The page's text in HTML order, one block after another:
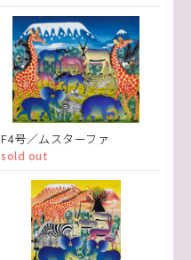
F4号／ムスターファ
sold out